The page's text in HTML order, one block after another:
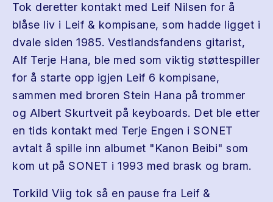
Tok deretter kontakt med Leif Nilsen for å
blåse liv i Leif & kompisane, som hadde ligget i
dvale siden 1985. Vestlandsfandens gitarist,
Alf Terje Hana, ble med som viktig støttespiller
for å starte opp igjen Leif 6 kompisane,
sammen med broren Stein Hana på trommer
og Albert Skurtveit på keyboards. Det ble etter
en tids kontakt med Terje Engen i SONET
avtalt å spille inn albumet "Kanon Beibi" som
kom ut på SONET i 1993 med brask og bram.
Torkild Viig tok så en pause fra Leif &